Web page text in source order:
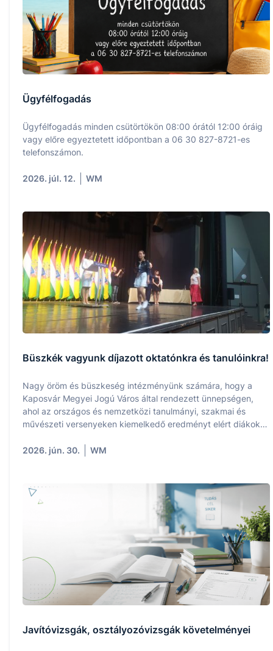
Ügyfélfogadás
Ügyfélfogadás minden csütörtökön 08:00 órától 12:00 óráig
vagy előre egyeztetett időpontban a 06 30 827-8721-es
telefonszámon.
2026. júl. 12. WM
Büszkék vagyunk díjazott oktatónkra és tanulóinkra!
Nagy öröm és büszkeség intézményünk számára, hogy a
Kaposvár Megyei Jogú Város által rendezett ünnepségen,
ahol az országos és nemzetközi tanulmányi, szakmai és
művészeti versenyeken kiemelkedő eredményt elért diákokat
képviseltette magát a díjazottak között.
2026. jún. 30. WM
Javítóvizsgák, osztályozóvizsgák követelményei